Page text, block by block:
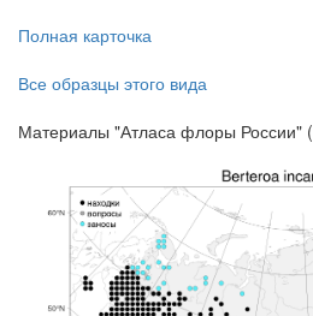
Полная карточка
Все образцы этого вида
Материалы "Атласа флоры России" (